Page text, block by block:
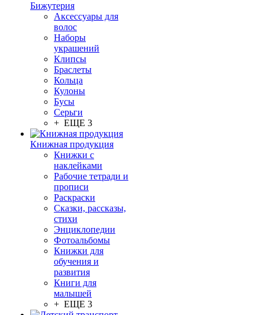
Бижутерия
Аксессуары для
волос
Наборы
украшений
Клипсы
Браслеты
Кольца
Кулоны
Бусы
Серьги
+ ЕЩЕ 3
Книжная продукция
Книжки с
наклейками
Рабочие тетради и
прописи
Раскраски
Сказки, рассказы,
стихи
Энциклопедии
Фотоальбомы
Книжки для
обучения и
развития
Книги для
малышей
+ ЕЩЕ 3